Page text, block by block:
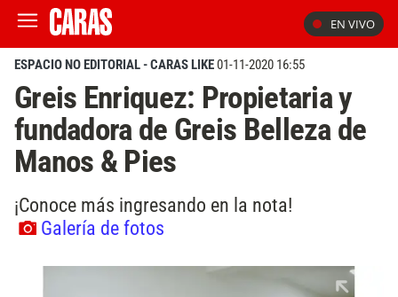
EN VIVO
ESPACIO NO EDITORIAL - CARAS LIKE01-11-2020 16:55
Greis Enriquez: Propietaria y
fundadora de Greis Belleza de
Manos & Pies
¡Conoce más ingresando en la nota!
Galería de fotos